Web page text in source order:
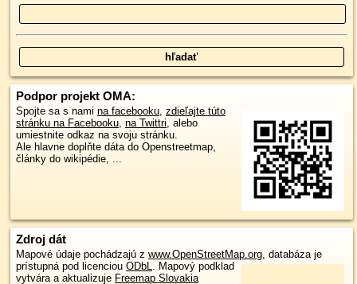
Podpor projekt OMA:
Spojte sa s nami na facebooku, zdieľajte túto
stránku na Facebooku, na Twittri, alebo
umiestnite odkaz na svoju stránku.
Ale hlavne doplňte dáta do Openstreetmap,
články do wikipédie, ...
Zdroj dát
Mapové údaje pochádzajú z www.OpenStreetMap.org, databáza je
prístupná pod licenciou ODbL. Mapový podklad
vytvára a aktualizuje Freemap Slovakia